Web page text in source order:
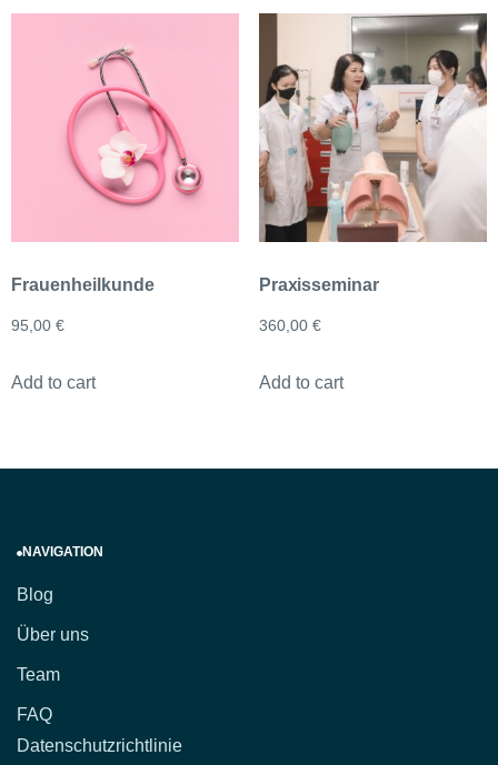
Frauenheilkunde
95,00 €
Add to cart
Praxisseminar
360,00 €
Add to cart
NAVIGATION
Blog
Über uns
Team
FAQ
Datenschutzrichtlinie